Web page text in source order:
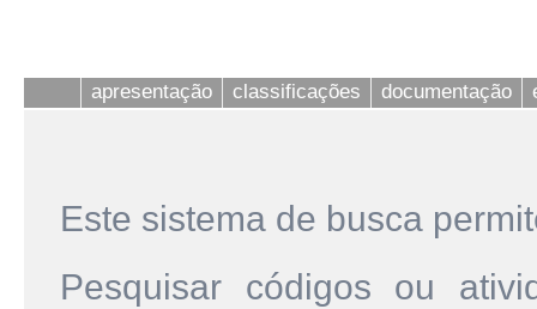
apresentação classificações documentação
Este sistema de busca
Pesquisar códigos ou